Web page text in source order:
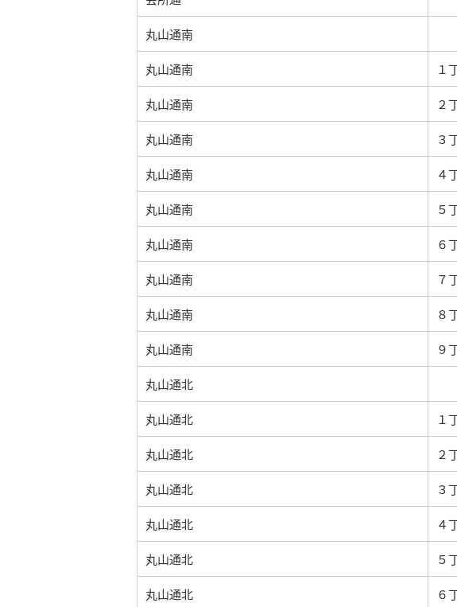
丸山通南
丸山通南 １
丸山通南 ２
丸山通南 ３
丸山通南 ４
丸山通南 ５
丸山通南 ６
丸山通南 ７
丸山通南 ８
丸山通南 ９
丸山通北
丸山通北 １
丸山通北 ２
丸山通北 ３
丸山通北 ４
丸山通北 ５
丸山通北 ６